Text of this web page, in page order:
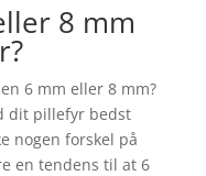
8 mm
6 mm eller 8 mm?
dit pillefyr bedst
nogen forskel på
en tendens til at 6